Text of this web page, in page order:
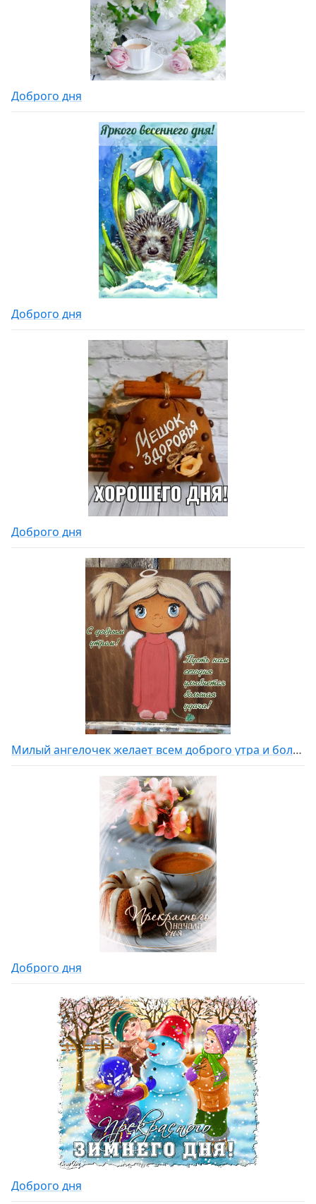
Доброго дня
Доброго дня
Доброго дня
Милый ангелочек желает всем доброго утра и большой удачи
Доброго дня
Доброго дня